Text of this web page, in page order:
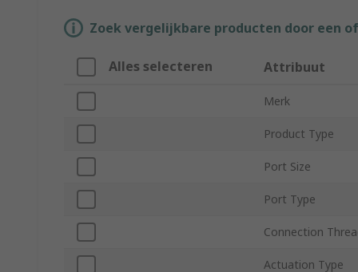
Zoek vergelijkbare producten door een
Alles selecteren Attribuut
Merk
Product Type
Port Size
Port Type
Connection
Actuation Type